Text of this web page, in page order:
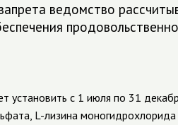
ведомство
установить с 1 июля по 31
L-лизина